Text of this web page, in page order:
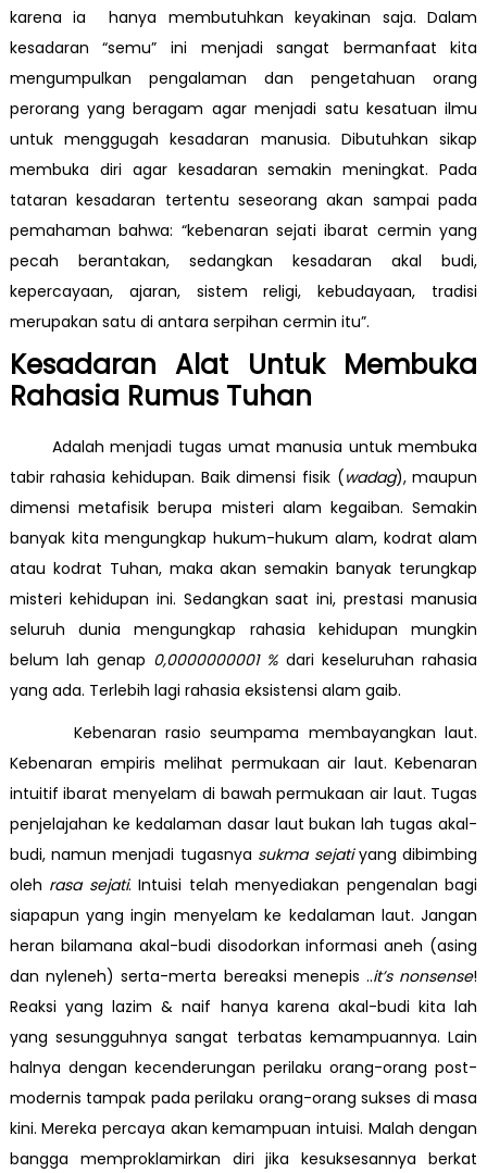
karena ia hanya membutuhkan keyakinan saja. Dalam
kesadaran “semu” ini menjadi sangat bermanfaat kita
mengumpulkan pengalaman dan pengetahuan orang
perorang yang beragam agar menjadi satu kesatuan ilmu
untuk menggugah kesadaran manusia. Dibutuhkan sikap
membuka diri agar kesadaran semakin meningkat. Pada
tataran kesadaran tertentu seseorang akan sampai pada
pemahaman bahwa: “kebenaran sejati ibarat cermin yang
pecah berantakan, sedangkan kesadaran akal budi,
kepercayaan, ajaran, sistem religi, kebudayaan, tradisi
merupakan satu di antara serpihan cermin itu”.
Kesadaran Alat Untuk Membuka
Rahasia Rumus Tuhan
Adalah menjadi tugas umat manusia untuk membuka
tabir rahasia kehidupan. Baik dimensi fisik (wadag), maupun
dimensi metafisik berupa misteri alam kegaiban. Semakin
banyak kita mengungkap hukum-hukum alam, kodrat alam
atau kodrat Tuhan, maka akan semakin banyak terungkap
misteri kehidupan ini. Sedangkan saat ini, prestasi manusia
seluruh dunia mengungkap rahasia kehidupan mungkin
belum lah genap 0,0000000001 % dari keseluruhan rahasia
yang ada. Terlebih lagi rahasia eksistensi alam gaib.
Kebenaran rasio seumpama membayangkan laut.
Kebenaran empiris melihat permukaan air laut. Kebenaran
intuitif ibarat menyelam di bawah permukaan air laut. Tugas
penjelajahan ke kedalaman dasar laut bukan lah tugas akal-
budi, namun menjadi tugasnya sukma sejatiyang dibimbing
oleh rasa sejati. Intuisi telah menyediakan pengenalan bagi
siapapun yang ingin menyelam ke kedalaman laut. Jangan
heran bilamana akal-budi disodorkan informasi aneh (asing
dan nyleneh) serta-merta bereaksi menepis ..it’s nonsense!
Reaksi yang lazim & naif hanya karena akal-budi kita lah
yang sesungguhnya sangat terbatas kemampuannya. Lain
halnya dengan kecenderungan perilaku orang-orang post-
modernis tampak pada perilaku orang-orang sukses di masa
kini. Mereka percaya akan kemampuan intuisi. Malah dengan
bangga memproklamirkan diri jika kesuksesannya berkat